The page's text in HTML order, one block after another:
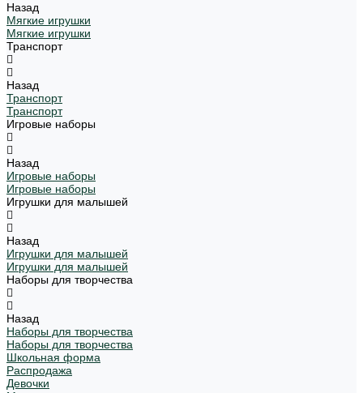
Назад
Мягкие игрушки
Мягкие игрушки
Транспорт
Назад
Транспорт
Транспорт
Игровые наборы
Назад
Игровые наборы
Игровые наборы
Игрушки для малышей
Назад
Игрушки для малышей
Игрушки для малышей
Наборы для творчества
Назад
Наборы для творчества
Наборы для творчества
Школьная форма
Распродажа
Девочки